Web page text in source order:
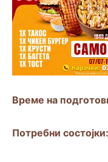
Време на
Потребни состојки: